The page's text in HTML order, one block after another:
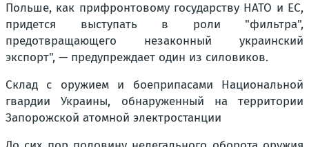
Польше, как прифронтовому государству НАТО и ЕС,
придется выступать в роли "фильтра",
предотвращающего незаконный украинский
экспорт", — предупреждает один из силовиков.
Склад с оружием и боеприпасами Национальной
гвардии Украины, обнаруженный на территории
Запорожской атомной электростанции